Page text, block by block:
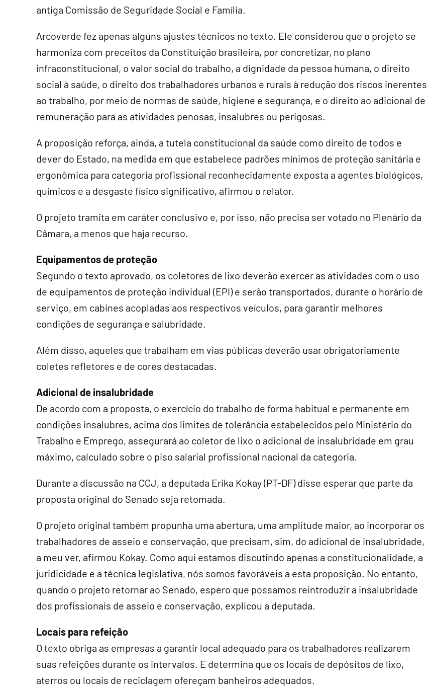
antiga Comissão de Seguridade Social e Família.
Arcoverde fez apenas alguns ajustes técnicos no texto. Ele considerou que o projeto se
harmoniza com preceitos da Constituição brasileira, por concretizar, no plano
infraconstitucional, o valor social do trabalho, a dignidade da pessoa humana, o direito
social à saúde, o direito dos trabalhadores urbanos e rurais à redução dos riscos inerentes
ao trabalho, por meio de normas de saúde, higiene e segurança, e o direito ao adicional de
remuneração para as atividades penosas, insalubres ou perigosas.
A proposição reforça, ainda, a tutela constitucional da saúde como direito de todos e
dever do Estado, na medida em que estabelece padrões mínimos de proteção sanitária e
ergonômica para categoria profissional reconhecidamente exposta a agentes biológicos,
químicos e a desgaste físico significativo, afirmou o relator.
O projeto tramita em caráter conclusivo e, por isso, não precisa ser votado no Plenário da
Câmara, a menos que haja recurso.
Equipamentos de proteção
Segundo o texto aprovado, os coletores de lixo deverão exercer as atividades com o uso
de equipamentos de proteção individual (EPI) e serão transportados, durante o horário de
serviço, em cabines acopladas aos respectivos veículos, para garantir melhores
condições de segurança e salubridade.
Além disso, aqueles que trabalham em vias públicas deverão usar obrigatoriamente
coletes refletores e de cores destacadas.
Adicional de insalubridade
De acordo com a proposta, o exercício do trabalho de forma habitual e permanente em
condições insalubres, acima dos limites de tolerância estabelecidos pelo Ministério do
Trabalho e Emprego, assegurará ao coletor de lixo o adicional de insalubridade em grau
máximo, calculado sobre o piso salarial profissional nacional da categoria.
Durante a discussão na CCJ, a deputada Erika Kokay (PT-DF) disse esperar que parte da
proposta original do Senado seja retomada.
O projeto original também propunha uma abertura, uma amplitude maior, ao incorporar os
trabalhadores de asseio e conservação, que precisam, sim, do adicional de insalubridade,
a meu ver, afirmou Kokay. Como aqui estamos discutindo apenas a constitucionalidade, a
juridicidade e a técnica legislativa, nós somos favoráveis a esta proposição. No entanto,
quando o projeto retornar ao Senado, espero que possamos reintroduzir a insalubridade
dos profissionais de asseio e conservação, explicou a deputada.
Locais para refeição
O texto obriga as empresas a garantir local adequado para os trabalhadores realizarem
suas refeições durante os intervalos. E determina que os locais de depósitos de lixo,
aterros ou locais de reciclagem ofereçam banheiros adequados.